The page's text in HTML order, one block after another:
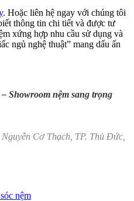
. Hoặc liên hệ ngay với chúng tôi
thông tin chi tiết và được tư
xứng hợp nhu cầu sử dụng và
ngủ nghệ thuật” mang dấu ấn
Showroom nệm sang trọng
Cơ Thạch, TP. Thủ Đức,
nệm